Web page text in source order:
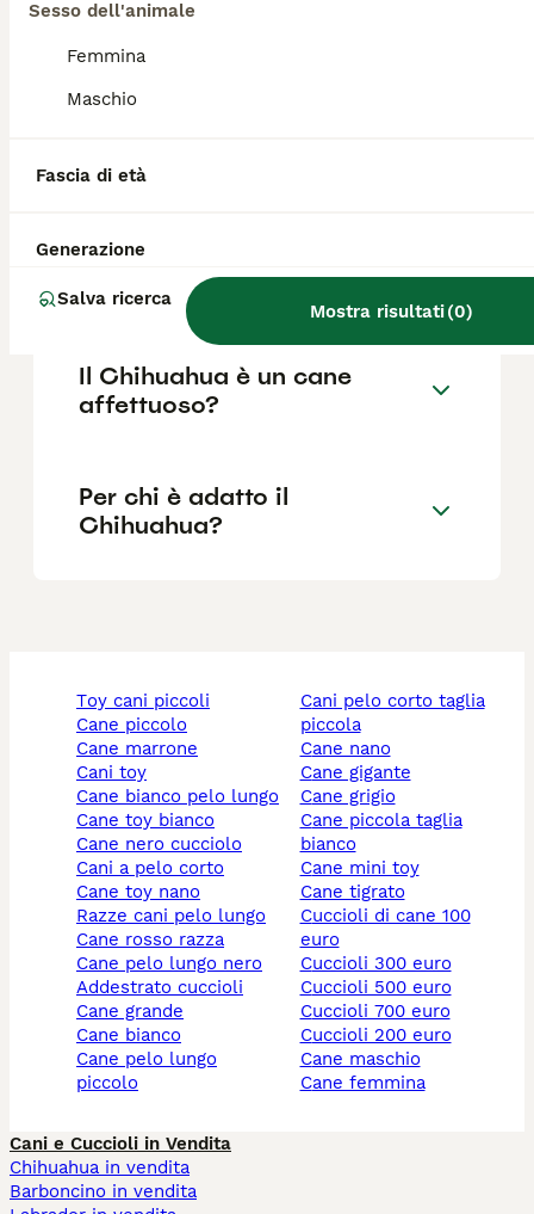
Sesso dell'animale
Femmina
Maschio
Fascia di età
Generazione
Salva ricerca
Mostra risultati(0)
razza pura in Italia è di circa 689€ ,anche se
come il pedigree, la reputazione
Quali sono i difetti del
Chihuahua?
Il Chihuahua è aggressivo?
Il Chihuahua è un cane
affettuoso?
Per chi è adatto il
Chihuahua?
toy cani piccoli
cane piccolo
cane marrone
cani toy
cane bianco pelo lungo
cane toy bianco
cane nero cucciolo
cani a pelo corto
cane toy nano
razze cani pelo lungo
cane rosso razza
cane pelo lungo nero
addestrato cuccioli
cane grande
cane bianco
cane pelo lungo
piccolo
cani pelo corto taglia
piccola
cane nano
cane gigante
cane grigio
cane piccola taglia
bianco
cane mini toy
cane tigrato
cuccioli di cane 100
euro
cuccioli 300 euro
cuccioli 500 euro
cuccioli 700 euro
cuccioli 200 euro
cane maschio
cane femmina
Cani e Cuccioli in Vendita
Chihuahua in vendita
Barboncino in vendita